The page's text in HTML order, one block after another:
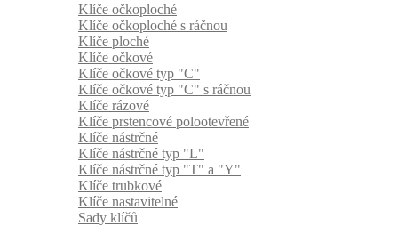
Klíče očkoploché
Klíče očkoploché s ráčnou
Klíče ploché
Klíče očkové
Klíče očkové typ "C"
Klíče očkové typ "C" s ráčnou
Klíče rázové
Klíče prstencové polootevřené
Klíče nástrčné
Klíče nástrčné typ "L"
Klíče nástrčné typ "T" a "Y"
Klíče trubkové
Klíče nastavitelné
Sady klíčů